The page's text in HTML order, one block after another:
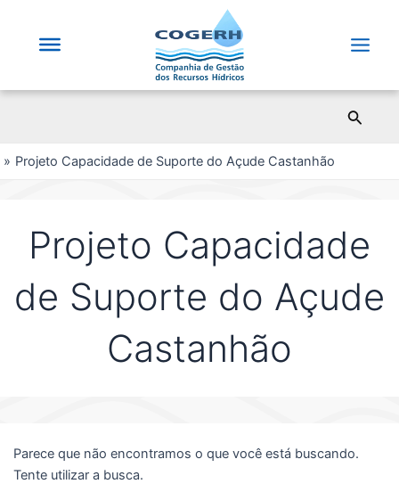
Projeto Capacidade de Suporte do Açude Castanhão
Projeto Capacidade
de Suporte do Açude
Castanhão
Parece que não encontramos o que você está buscando.
Tente utilizar a busca.